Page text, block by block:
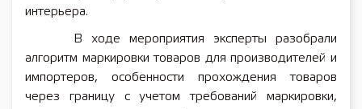
интерьера.
В ходе мероприятия эксперты разобрали
алгоритм маркировки товаров для производителей и
импортеров, особенности прохождения товаров
через границу с учетом требований маркировки,